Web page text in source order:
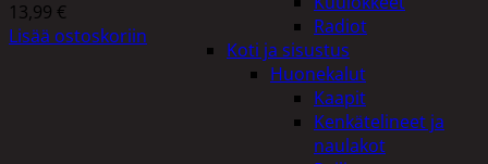
Radiot
Koti ja sisustus
Huonekalut
Kaapit
Kenkätelineet ja
naulakot
13,99 €
Lisää ostoskoriin